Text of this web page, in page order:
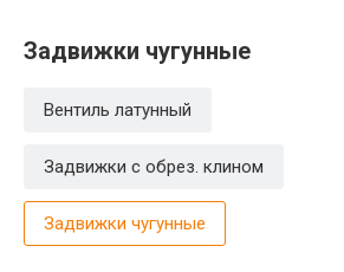
Задвижки чугунные
Вентиль латунный
Задвижки с обрез. клином
Задвижки чугунные